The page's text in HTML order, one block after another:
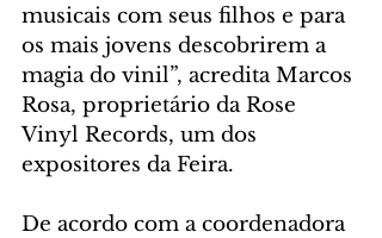
musicais com seus filhos e para
os mais jovens descobrirem a
magia do vinil”, acredita Marcos
Rosa, proprietário da Rose
Vinyl Records, um dos
expositores da Feira.
De acordo com a coordenadora